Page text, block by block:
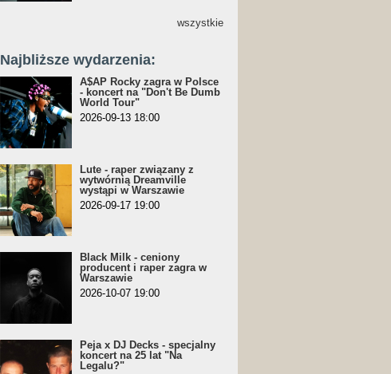
wszystkie
Najbliższe wydarzenia:
A$AP Rocky zagra w Polsce
- koncert na "Don't Be Dumb
World Tour"
2026-09-13 18:00
Lute - raper związany z
wytwórnią Dreamville
wystąpi w Warszawie
2026-09-17 19:00
Black Milk - ceniony
producent i raper zagra w
Warszawie
2026-10-07 19:00
Peja x DJ Decks - specjalny
koncert na 25 lat "Na
Legalu?"